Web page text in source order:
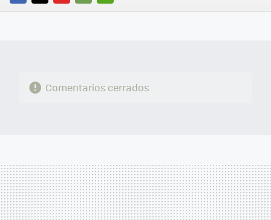
FACEBOOK
TWITTERFLIPBOARD
E-
WHATSAPP
Comentarios cerrados